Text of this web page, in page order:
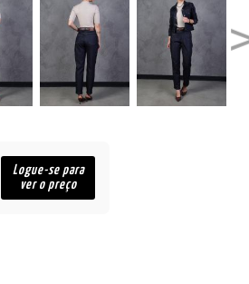
Logue-se para
ver o preço